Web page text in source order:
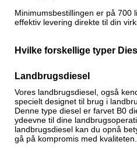
Minimumsbestillingen er på 700
effektiv levering direkte til din
Hvilke forskellige typer
Landbrugsdiesel
Vores landbrugsdiesel, også
specielt designet til brug i
Denne type diesel er farvet B0
ydeevne til dine
landbrugsdiesel kan du opnå
gå på kompromis med kvaliteten.